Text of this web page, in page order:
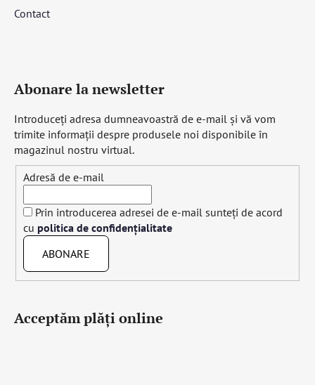
Contact
Abonare la newsletter
Introduceţi adresa dumneavoastră de e-mail şi vă vom
trimite informaţii despre produsele noi disponibile în
magazinul nostru virtual.
Adresă de e-mail
Prin introducerea adresei de e-mail sunteți de acord
cu politica de confidențialitate
ABONARE
Acceptăm plăţi online